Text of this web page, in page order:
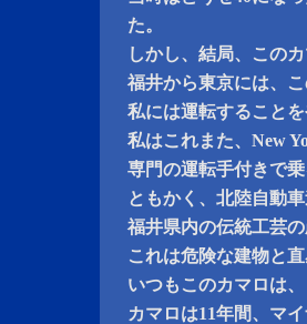
た。
しかし、結局、この
福井から東京には、
私には運転すること
私はこれまた、New
専門の運転手付きで
ともかく、北陸自動
福井県内の伝統工芸
これは危険な建物と
いつもこのカマロは
カマロは11年間、マ